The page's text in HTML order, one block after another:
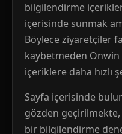
bilgilendirme
içerisinde sunmak
Böylece ziyaretçiler
kaybetmeden Onwin
içeriklere daha hızlı
Sayfa içerisinde
gözden geçirilmekte,
bir bilgilendirme